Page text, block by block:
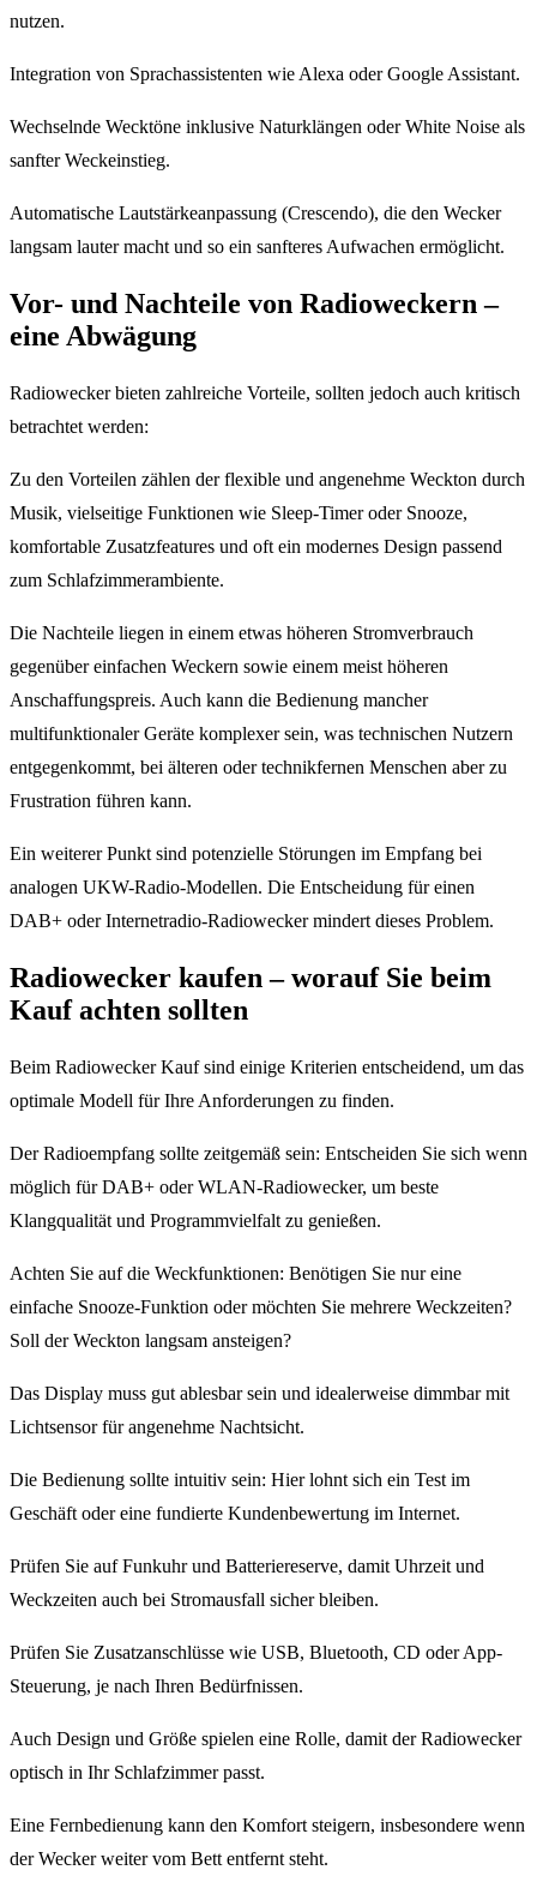
nutzen.
Integration von Sprachassistenten wie Alexa oder Google Assistant.
Wechselnde Wecktöne inklusive Naturklängen oder White Noise als
sanfter Weckeinstieg.
Automatische Lautstärkeanpassung (Crescendo), die den Wecker
langsam lauter macht und so ein sanfteres Aufwachen ermöglicht.
Vor- und Nachteile von Radioweckern –
eine Abwägung
Radiowecker bieten zahlreiche Vorteile, sollten jedoch auch kritisch
betrachtet werden:
Zu den Vorteilen zählen der flexible und angenehme Weckton durch
Musik, vielseitige Funktionen wie Sleep-Timer oder Snooze,
komfortable Zusatzfeatures und oft ein modernes Design passend
zum Schlafzimmerambiente.
Die Nachteile liegen in einem etwas höheren Stromverbrauch
gegenüber einfachen Weckern sowie einem meist höheren
Anschaffungspreis. Auch kann die Bedienung mancher
multifunktionaler Geräte komplexer sein, was technischen Nutzern
entgegenkommt, bei älteren oder technikfernen Menschen aber zu
Frustration führen kann.
Ein weiterer Punkt sind potenzielle Störungen im Empfang bei
analogen UKW-Radio-Modellen. Die Entscheidung für einen
DAB+ oder Internetradio-Radiowecker mindert dieses Problem.
Radiowecker kaufen – worauf Sie beim
Kauf achten sollten
Beim Radiowecker Kauf sind einige Kriterien entscheidend, um das
optimale Modell für Ihre Anforderungen zu finden.
Der Radioempfang sollte zeitgemäß sein: Entscheiden Sie sich wenn
möglich für DAB+ oder WLAN-Radiowecker, um beste
Klangqualität und Programmvielfalt zu genießen.
Achten Sie auf die Weckfunktionen: Benötigen Sie nur eine
einfache Snooze-Funktion oder möchten Sie mehrere Weckzeiten?
Soll der Weckton langsam ansteigen?
Das Display muss gut ablesbar sein und idealerweise dimmbar mit
Lichtsensor für angenehme Nachtsicht.
Die Bedienung sollte intuitiv sein: Hier lohnt sich ein Test im
Geschäft oder eine fundierte Kundenbewertung im Internet.
Prüfen Sie auf Funkuhr und Batteriereserve, damit Uhrzeit und
Weckzeiten auch bei Stromausfall sicher bleiben.
Prüfen Sie Zusatzanschlüsse wie USB, Bluetooth, CD oder App-
Steuerung, je nach Ihren Bedürfnissen.
Auch Design und Größe spielen eine Rolle, damit der Radiowecker
optisch in Ihr Schlafzimmer passt.
Eine Fernbedienung kann den Komfort steigern, insbesondere wenn
der Wecker weiter vom Bett entfernt steht.